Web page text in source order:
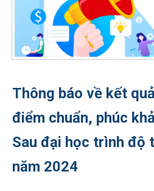
Thông báo về kết
điểm chuẩn, phúc
Sau đại học trình độ
năm 2024